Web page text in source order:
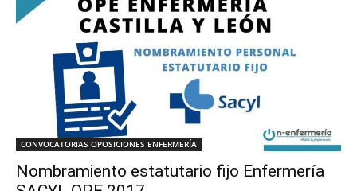
CONVOCATORIAS OPOSICIONES ENFERMERÍA
Nombramiento estatutario fijo Enfermería